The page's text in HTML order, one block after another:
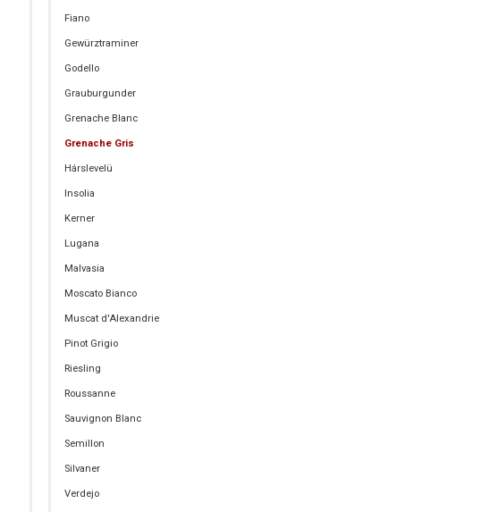
Fiano
Gewürztraminer
Godello
Grauburgunder
Grenache Blanc
Grenache Gris
Hárslevelü
Insolia
Kerner
Lugana
Malvasia
Moscato Bianco
Muscat d'Alexandrie
Pinot Grigio
Riesling
Roussanne
Sauvignon Blanc
Semillon
Silvaner
Verdejo